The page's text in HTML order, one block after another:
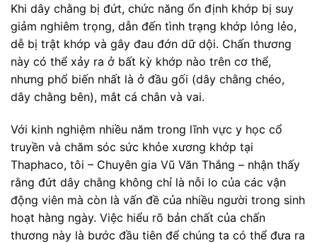
Khi dây chằng bị đứt, chức năng ổn định khớp bị suy
giảm nghiêm trọng, dẫn đến tình trạng khớp lỏng lẻo,
dễ bị trật khớp và gây đau đớn dữ dội. Chấn thương
này có thể xảy ra ở bất kỳ khớp nào trên cơ thể,
nhưng phổ biến nhất là ở đầu gối (dây chằng chéo,
dây chằng bên), mắt cá chân và vai.
Với kinh nghiệm nhiều năm trong lĩnh vực y học cổ
truyền và chăm sóc sức khỏe xương khớp tại
Thaphaco, tôi – Chuyên gia Vũ Văn Thắng – nhận thấy
rằng đứt dây chằng không chỉ là nỗi lo của các vận
động viên mà còn là vấn đề của nhiều người trong sinh
hoạt hàng ngày. Việc hiểu rõ bản chất của chấn
thương này là bước đầu tiên để chúng ta có thể đưa ra